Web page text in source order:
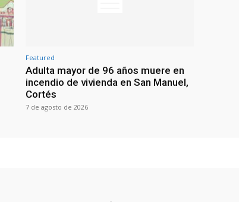
Featured
Adulta mayor de 96 años muere en
incendio de vivienda en San Manuel,
Cortés
7 de agosto de 2026